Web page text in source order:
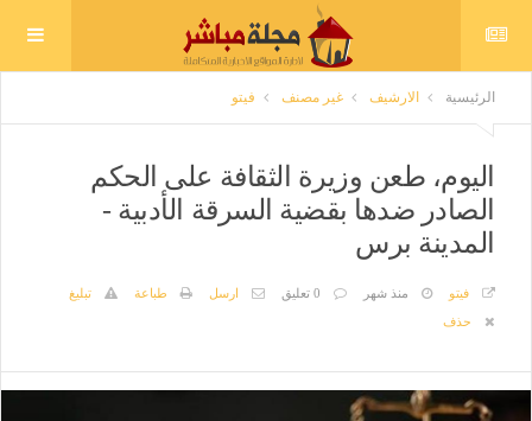
الرئيسية الارشيف غير مصنف فيتو
اليوم، طعن وزيرة الثقافة على الحكم
الصادر ضدها بقضية السرقة الأدبية -
المدينة برس
فيتو منذ شهر 0 تعليق ارسل طباعة
تبليغ
حذف